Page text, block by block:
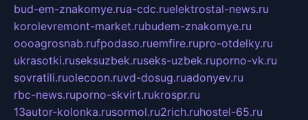
bud-em-znakomye.rua-cdc.ruelektrostal-news.ru
korolevremont-market.rubudem-znakomye.ru
oooagrosnab.rufpodaso.ruemfire.rupro-otdelky.ru
ukrasotki.ruseksuzbek.ruseks-uzbek.ruporno-vk.ru
sovratili.ruolecoon.ruvd-dosug.ruadonyev.ru
rbc-news.ruporno-skvirt.rukrospr.ru
13autor-kolonka.rusormol.ru2rich.ruhostel-65.ru